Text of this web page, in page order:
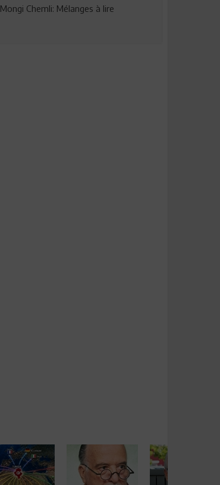
Mongi Chemli: Mélanges à lire